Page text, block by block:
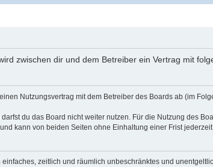
zwischen dir und dem Betreiber ein Vertrag mit
Nutzungsvertrag mit dem Betreiber des Boards ab (im
du das Board nicht weiter nutzen. Für die Nutzung des
kann von beiden Seiten ohne Einhaltung einer Frist
zeitlich und räumlich unbeschränktes und